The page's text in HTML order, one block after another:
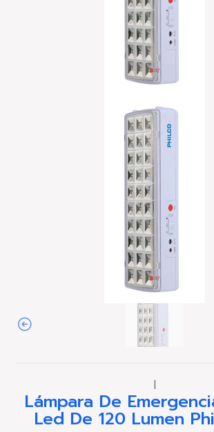
|
Lámpara De
Led De 120 Lumen